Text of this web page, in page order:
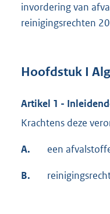
invordering van
reinigingsrechten
Hoofdstuk I
Artikel 1 -
Krachtens deze
A. een
B.